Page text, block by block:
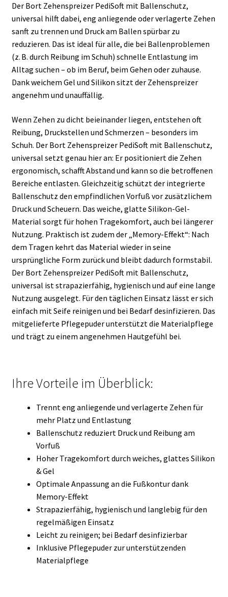
Der Bort Zehenspreizer PediSoft mit Ballenschutz,
universal hilft dabei, eng anliegende oder verlagerte Zehen
sanft zu trennen und Druck am Ballen spürbar zu
reduzieren. Das ist ideal für alle, die bei Ballenproblemen
(z. B. durch Reibung im Schuh) schnelle Entlastung im
Alltag suchen – ob im Beruf, beim Gehen oder zuhause.
Dank weichem Gel und Silikon sitzt der Zehenspreizer
angenehm und unauffällig.
Wenn Zehen zu dicht beieinander liegen, entstehen oft
Reibung, Druckstellen und Schmerzen – besonders im
Schuh. Der Bort Zehenspreizer PediSoft mit Ballenschutz,
universal setzt genau hier an: Er positioniert die Zehen
ergonomisch, schafft Abstand und kann so die betroffenen
Bereiche entlasten. Gleichzeitig schützt der integrierte
Ballenschutz den empfindlichen Vorfuß vor zusätzlichem
Druck und Scheuern. Das weiche, glatte Silikon-Gel-
Material sorgt für hohen Tragekomfort, auch bei längerer
Nutzung. Praktisch ist zudem der „Memory-Effekt“: Nach
dem Tragen kehrt das Material wieder in seine
ursprüngliche Form zurück und bleibt dadurch formstabil.
Der Bort Zehenspreizer PediSoft mit Ballenschutz,
universal ist strapazierfähig, hygienisch und auf eine lange
Nutzung ausgelegt. Für den täglichen Einsatz lässt er sich
einfach mit Seife reinigen und bei Bedarf desinfizieren. Das
mitgelieferte Pflegepuder unterstützt die Materialpflege
und trägt zu einem angenehmen Hautgefühl bei.
Ihre Vorteile im Überblick:
Trennt eng anliegende und verlagerte Zehen für
mehr Platz und Entlastung
Ballenschutz reduziert Druck und Reibung am
Vorfuß
Hoher Tragekomfort durch weiches, glattes Silikon
& Gel
Optimale Anpassung an die Fußkontur dank
Memory-Effekt
Strapazierfähig, hygienisch und langlebig für den
regelmäßigen Einsatz
Leicht zu reinigen; bei Bedarf desinfizierbar
Inklusive Pflegepuder zur unterstützenden
Materialpflege